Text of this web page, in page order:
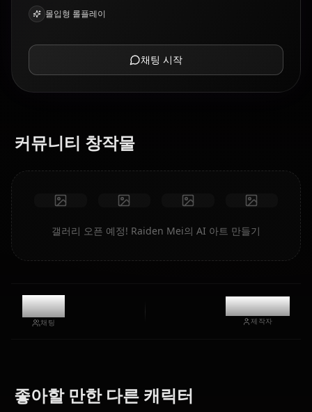
몰입형 롤플레이
채팅 시작
커뮤니티 창작물
갤러리 오픈 예정! Raiden Mei의 AI 아트 만들기
11.5k
채팅
@kanashi
제작자
좋아할 만한 다른 캐릭터
Kiana